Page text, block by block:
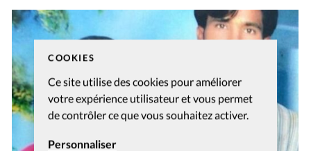
COOKIES
Ce site utilise des cookies pour améliorer
votre expérience utilisateur et vous permet
de contrôler ce que vous souhaitez activer.
Personnaliser